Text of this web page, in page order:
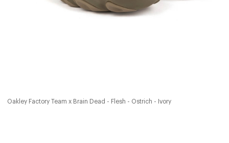
Oakley Factory Team x Brain Dead - Flesh - Ostrich - Ivory